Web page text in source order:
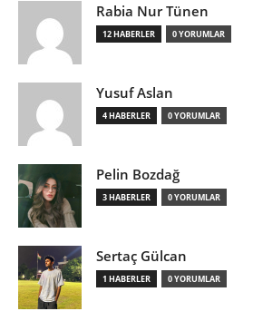
Rabia Nur Tünen
12 HABERLER 0 YORUMLAR
Yusuf Aslan
4 HABERLER 0 YORUMLAR
Pelin Bozdağ
3 HABERLER 0 YORUMLAR
Sertaç Gülcan
1 HABERLER 0 YORUMLAR